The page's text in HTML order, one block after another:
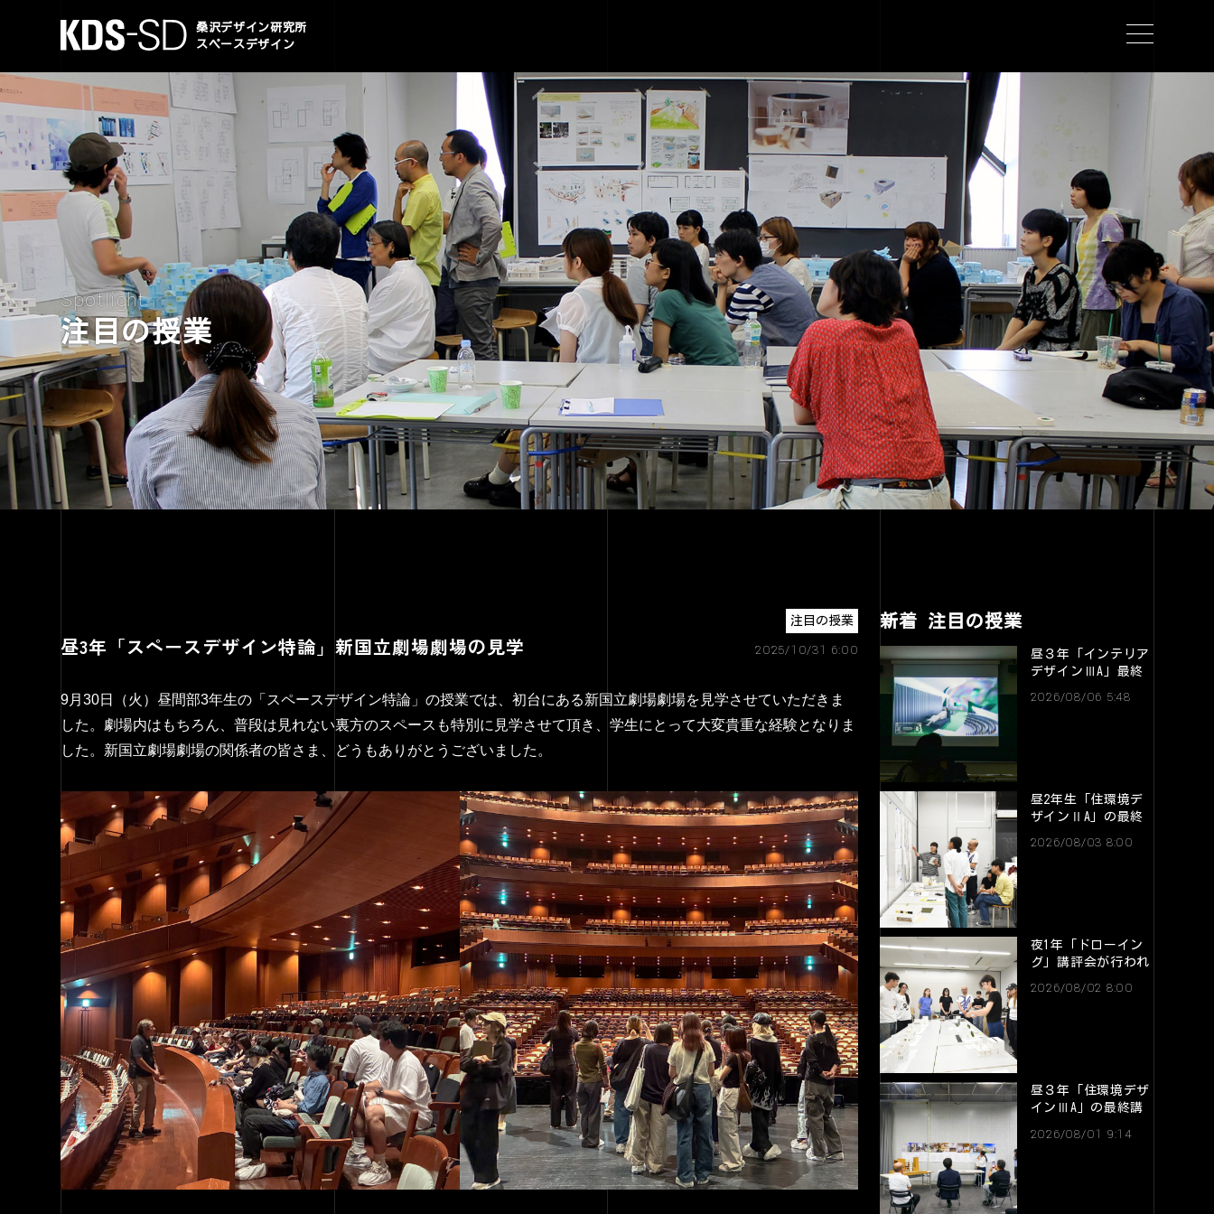
KDS-SD
桑沢デザイン研究所
スペースデザイン
Spotlight
注目の授業
昼3年「スペースデザイン特論」新国立劇場劇場の見学
注目の授業
2025/10/31 6:00
9月30日（火）昼間部3年生の「スペースデザイン特論」の授業では、初台にある新国立劇場劇場を見学させていただきま
した。劇場内はもちろん、普段は見れない裏方のスペースも特別に見学させて頂き、学生にとって大変貴重な経験となりま
した。新国立劇場劇場の関係者の皆さま、どうもありがとうございました。
新着 注目の授業
昼３年「インテリア
デザインⅢA」最終
2026/08/06 5:48
昼2年生「住環境デ
ザインⅡA」の最終
2026/08/03 8:00
夜1年「ドローイン
グ」講評会が行われ
2026/08/02 8:00
昼３年「住環境デザ
インⅢA」の最終講
た。
2026/08/01 9:14